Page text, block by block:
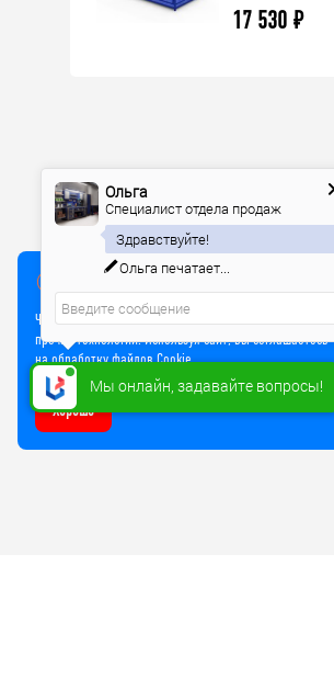
17 530 ₽
Чтобы улучшить работу сайта, мы используем Cookie и
прочие технологии. Используя сайт, вы соглашаетесь
на обработку файлов Cookie
Хорошо
Мы онлайн, задавайте вопросы!
Ольга
Специалист отдела продаж
Здравствуйте!
Ольга печатает...